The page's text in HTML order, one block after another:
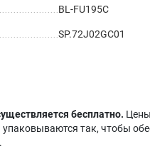
BL-FU195C
SP.72J02GC01
бесплатно.
так, чтобы